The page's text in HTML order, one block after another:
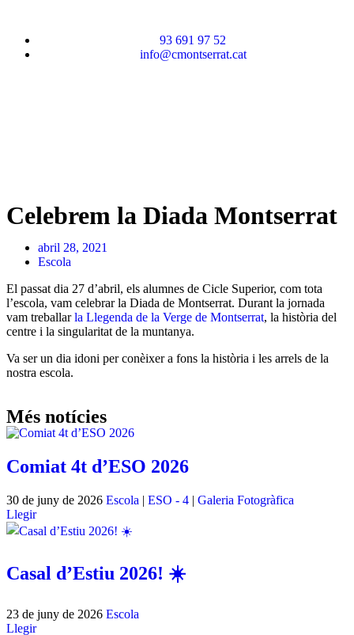
93 691 97 52
info@cmontserrat.cat
Celebrem la Diada Montserrat
abril 28, 2021
Escola
El passat dia 27 d’abril, els alumnes de Cicle Superior, com tota
l’escola, vam celebrar la Diada de Montserrat. Durant la jornada
vam treballarla Llegenda de la Verge de Montserrat, la història del
centre i la singularitat de la muntanya.
Va ser un dia idoni per conèixer a fons la història i les arrels de la
nostra escola.
Més notícies
Comiat 4t d’ESO 2026
30 de juny de 2026 Escola | ESO - 4 | Galeria Fotogràfica
Llegir
Casal d’Estiu 2026! ☀️
23 de juny de 2026 Escola
Llegir